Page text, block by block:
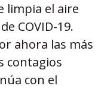
limpia el aire
COVID-19.
ahora las más
contagios
con el